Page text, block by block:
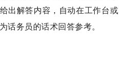
出解答内容，自动在工作台或
话务员的话术回答参考。